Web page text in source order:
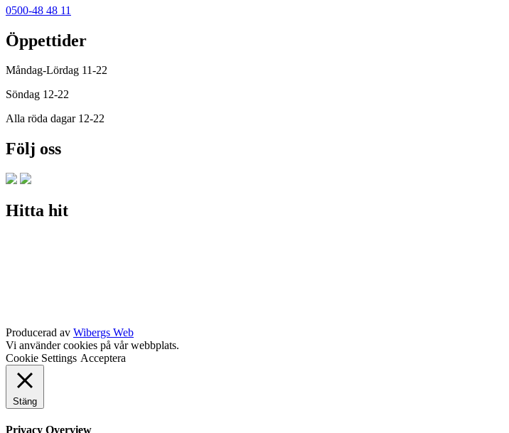
0500-48 48 11
Öppettider
Måndag-Lördag 11-22
Söndag 12-22
Alla röda dagar 12-22
Följ oss
Hitta hit
Producerad av Wibergs Web
Vi använder cookies på vår webbplats.
Cookie Settings Acceptera
Stäng
Privacy Overview